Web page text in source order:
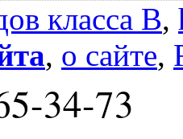
класса B,
, о сайте,
34-73